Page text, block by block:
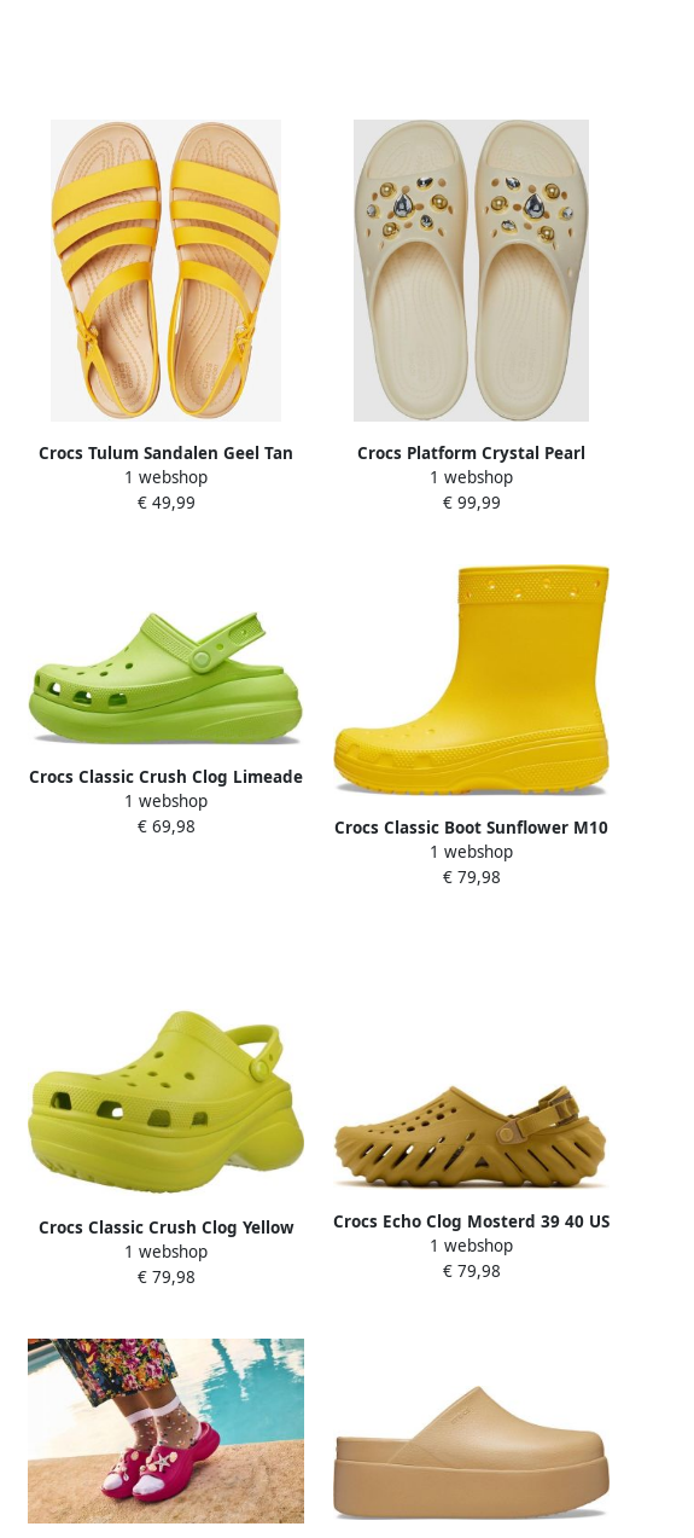
Crocs Tulum Sandalen Geel Tan
1 webshop
€ 49,99
Crocs Platform Crystal Pearl
Slippers Vanille US W10
1 webshop
€ 99,99
Crocs Classic Crush Clog Limeade
46 47 US M12
1 webshop
€ 69,98
Crocs Classic Boot Sunflower M10
W12
1 webshop
€ 79,98
Crocs Classic Crush Clog Yellow
M8 W10
1 webshop
€ 79,98
Crocs Echo Clog Mosterd 39 40 US
M7 W9
1 webshop
€ 79,98